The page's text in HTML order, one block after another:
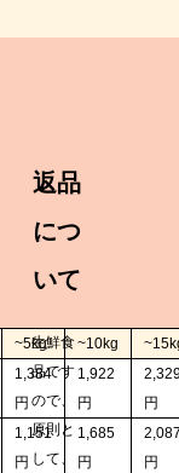
~5kg ~10kg
1,384
円
1,922
円
円
1,151
円
1,685
円
円
返品
につ
いて
生鮮食
品です
ので、
原則と
して、